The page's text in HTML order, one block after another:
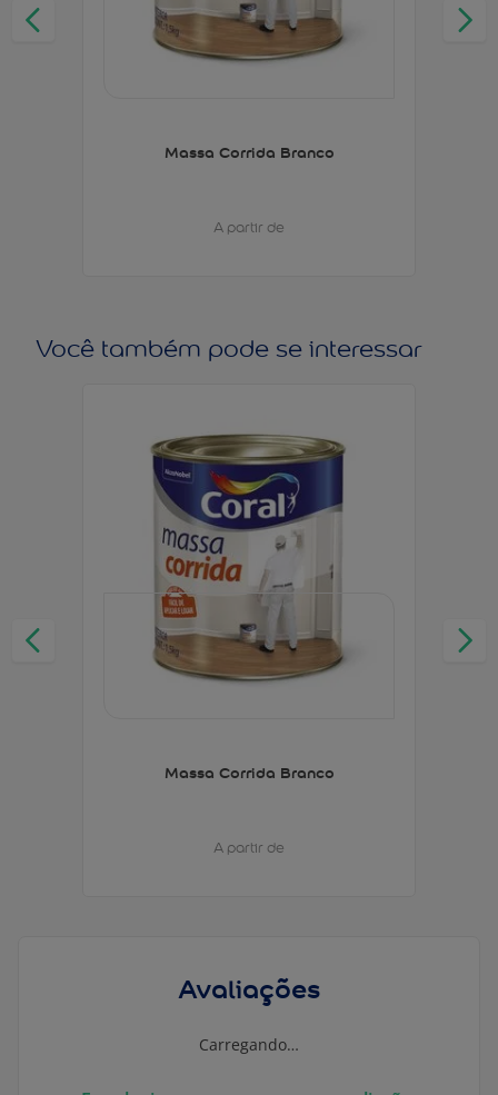
Massa Corrida Branco
A partir de
Você também pode se interessar
Massa Corrida Branco
A partir de
Avaliações
Carregando…